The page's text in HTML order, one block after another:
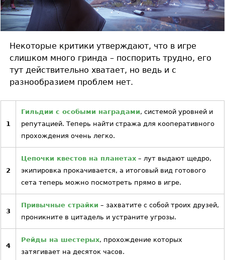
Некоторые критики утверждают, что в игре
слишком много гринда – поспорить трудно, его
тут действительно хватает, но ведь и с
разнообразием проблем нет.
1
Гильдии с особыми наградами, системой уровней и
репутацией. Теперь найти стража для кооперативного
прохождения очень легко.
2
Цепочки квестов на планетах – лут выдают щедро,
экипировка прокачивается, а итоговый вид готового
сета теперь можно посмотреть прямо в игре.
3
Привычные страйки – захватите с собой троих друзей,
проникните в цитадель и устраните угрозы.
4
Рейды на шестерых, прохождение которых
затягивает на десяток часов.